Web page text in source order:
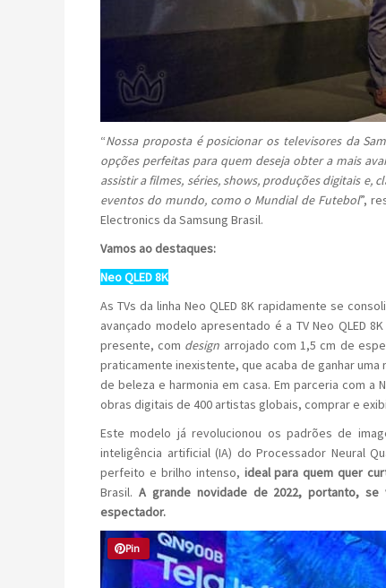
“Nossa proposta é posicionar os televisores da
opções perfeitas para quem deseja obter a mais
assistir a filmes, séries, shows, produções digitais e,
eventos do mundo, como o Mundial de Futebol”,
Electronics da Samsung Brasil.
Vamos ao destaques:
Neo QLED 8K
As TVs da linha Neo QLED 8K rapidamente se
avançado modelo apresentado é a TV Neo QLED
presente, com design arrojado com 1,5 cm de
praticamente inexistente, que acaba de ganhar uma
de beleza e harmonia em casa. Em parceria com
obras digitais de 400 artistas globais, comprar e
Este modelo já revolucionou os padrões de
inteligência artificial (IA) do Processador Neural
perfeito e brilho intenso, ideal para quem quer
Brasil. A grande novidade de 2022, portanto,
espectador.
Pin